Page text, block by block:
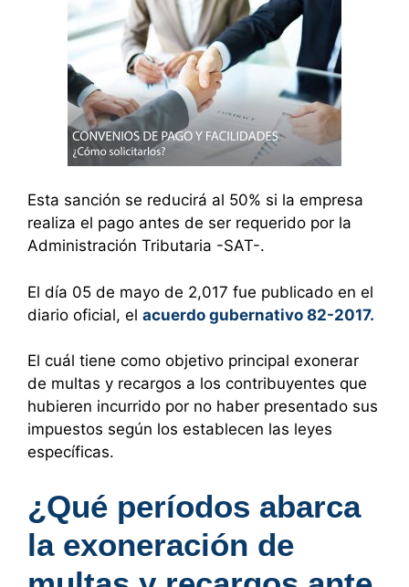
Esta sanción se reducirá al 50% si la empresa
realiza el pago antes de ser requerido por la
Administración Tributaria -SAT-.
El día 05 de mayo de 2,017 fue publicado en el
diario oficial, el acuerdo gubernativo 82-2017.
El cuál tiene como objetivo principal exonerar
de multas y recargos a los contribuyentes que
hubieren incurrido por no haber presentado sus
impuestos según los establecen las leyes
específicas.
¿Qué períodos abarca
la exoneración de